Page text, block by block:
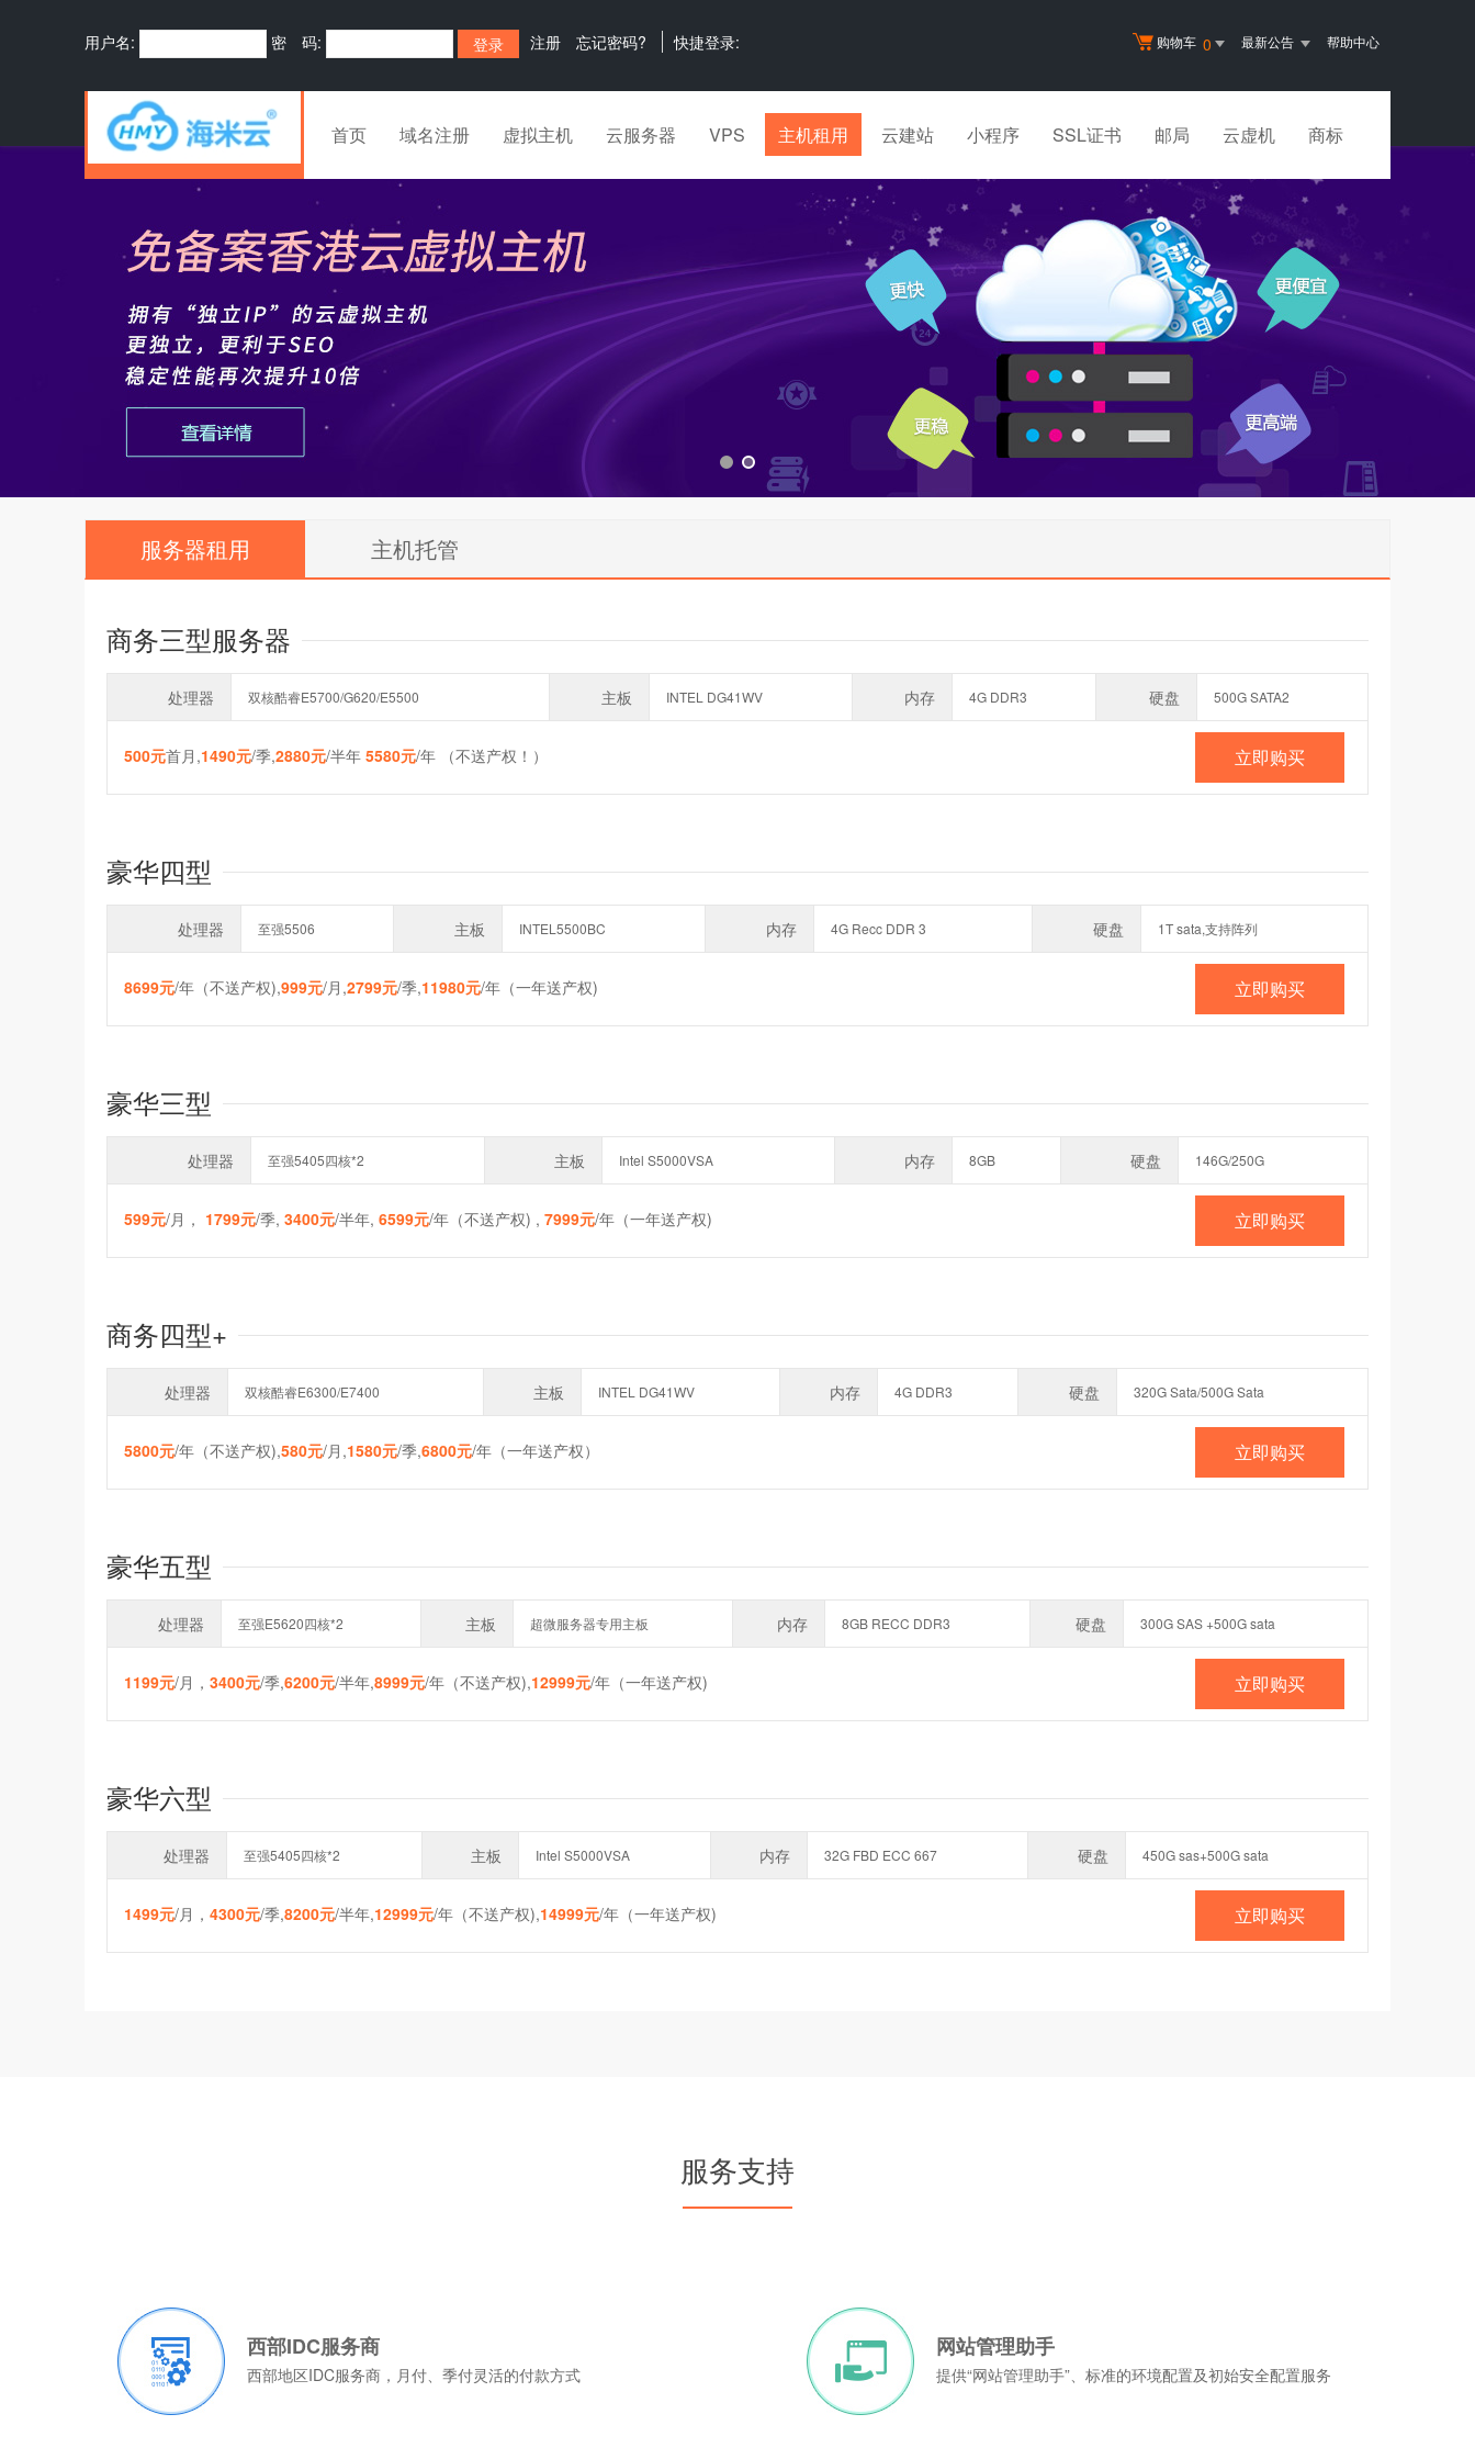
购物车 0 最新公告 帮助中心
用户名: 密 码: 注册 忘记密码? 快捷登录:
首页 域名注册 虚拟主机 云服务器 VPS 主机租用 云建站 小程序 SSL证书 邮局 云虚机 商标
服务器租用 主机托管
商务三型服务器
处理器 双核酷睿E5700/G620/E5500 主板 INTEL DG41WV 内存 4G DDR3 硬盘 500G SATA2
500元首月,1490元/季,2880元/半年 5580元/年 （不送产权！） 立即购买
豪华四型
处理器 至强5506 主板 INTEL5500BC 内存 4G Recc DDR 3 硬盘 1T sata,支持阵列
8699元/年（不送产权),999元/月,2799元/季,11980元/年（一年送产权) 立即购买
豪华三型
处理器 至强5405四核*2 主板 Intel S5000VSA 内存 8GB 硬盘 146G/250G
599元/月， 1799元/季, 3400元/半年, 6599元/年（不送产权) , 7999元/年（一年送产权) 立即购买
商务四型+
处理器 双核酷睿E6300/E7400 主板 INTEL DG41WV 内存 4G DDR3 硬盘 320G Sata/500G Sata
5800元/年（不送产权),580元/月,1580元/季,6800元/年（一年送产权） 立即购买
豪华五型
处理器 至强E5620四核*2 主板 超微服务器专用主板 内存 8GB RECC DDR3 硬盘 300G SAS +500G sata
1199元/月， 3400元/季,6200元/半年,8999元/年（不送产权),12999元/年（一年送产权) 立即购买
豪华六型
处理器 至强5405四核*2 主板 Intel S5000VSA 内存 32G FBD ECC 667 硬盘 450G sas+500G sata
1499元/月， 4300元/季,8200元/半年,12999元/年（不送产权),14999元/年（一年送产权) 立即购买
服务支持
西部IDC服务商
西部地区IDC服务商，月付、季付灵活的付款方式
网站管理助手
提供“网站管理助手”、标准的环境配置及初始安全配置服务